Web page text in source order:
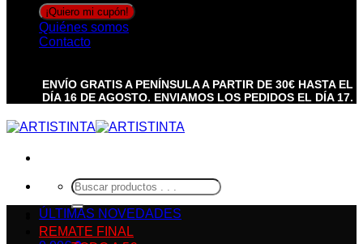
Quiénes somos
Contacto
ENVÍO GRATIS A PENÍNSULA A PARTIR DE 30€ HASTA EL
DÍA 16 DE AGOSTO. ENVIAMOS LOS PEDIDOS EL DÍA 17.
Buscar
por:
ÚLTIMAS NOVEDADES
REMATE FINAL